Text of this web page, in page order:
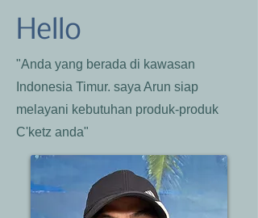
Hello
"Anda yang berada di kawasan
Indonesia Timur. saya Arun siap
melayani kebutuhan produk-produk
C'ketz anda"